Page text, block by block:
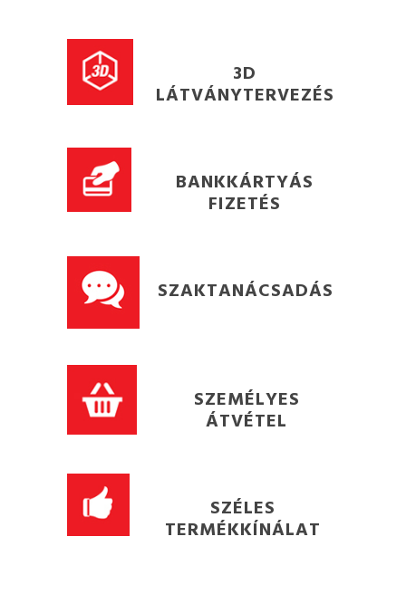
3D
LÁTVÁNYTERVEZÉS
BANKKÁRTYÁS
FIZETÉS
SZAKTANÁCSADÁS
SZEMÉLYES
ÁTVÉTEL
SZÉLES
TERMÉKKÍNÁLAT